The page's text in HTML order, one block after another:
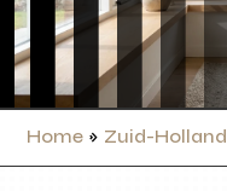
Home » Zuid-Holland